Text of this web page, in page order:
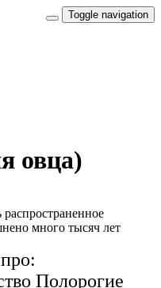
Toggle navigation
овца)
много тысяч лет
Полорогие